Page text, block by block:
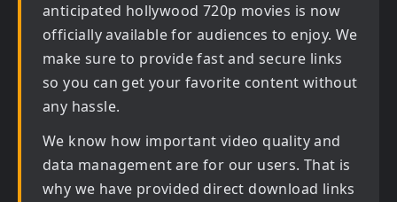
anticipated hollywood 720p movies is now
officially available for audiences to enjoy. We
make sure to provide fast and secure links
so you can get your favorite content without
any hassle.
We know how important video quality and
data management are for our users. That is
why we have provided direct download links